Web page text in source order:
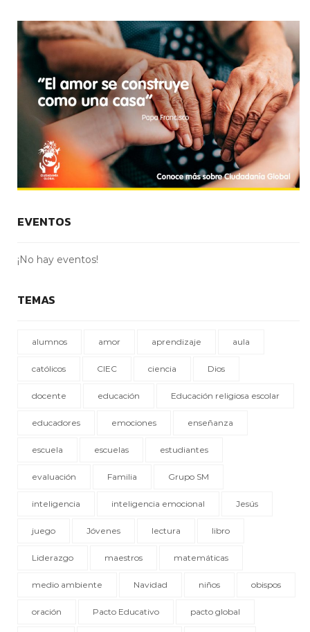
EVENTOS
¡No hay eventos!
TEMAS
alumnos amor aprendizaje aula
católicos CIEC ciencia Dios
docente educación Educación religiosa escolar
educadores emociones enseñanza
escuela escuelas estudiantes
evaluación Familia Grupo SM
inteligencia inteligencia emocional Jesús
juego Jóvenes lectura libro
Liderazgo maestros matemáticas
medio ambiente Navidad niños obispos
oración Pacto Educativo pacto global